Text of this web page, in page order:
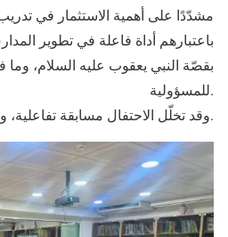
مشدّدًا على أهمية الاستثمار في
باعتبارهم أداة فاعلة في تطوير
بقصّة النبي يعقوب عليه السلام،
للمسؤولية.
وقد تخلّل الاحتفال مسابقة تفاعلية، وتوزيع جوائز.